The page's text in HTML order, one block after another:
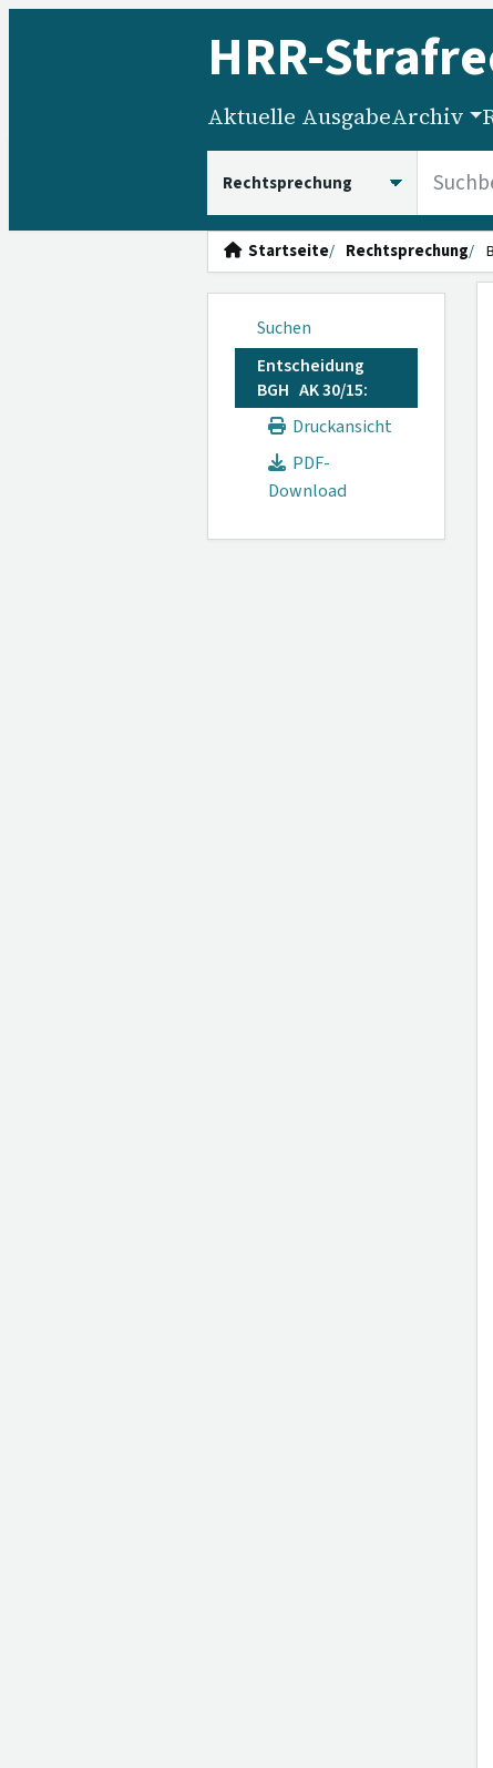
HRR-
Aktuelle AusgabeArchiv
Startseite Rechtsprechung
Suchen
Entscheidung
BGH AK 30/15:
Druckansicht
PDF-
Download